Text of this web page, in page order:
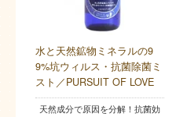
水と天然鉱物ミネラルの9
9%坑ウィルス・抗菌除菌ミ
スト／PURSUIT OF LOVE
天然成分で原因を分解！抗菌効